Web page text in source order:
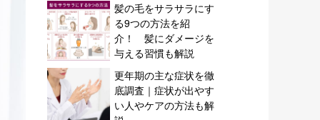
髪の毛をサラサラにす
る9つの方法を紹
介！ 髪にダメージを
与える習慣も解説
更年期の主な症状を徹
底調査｜症状が出やす
い人やケアの方法も解